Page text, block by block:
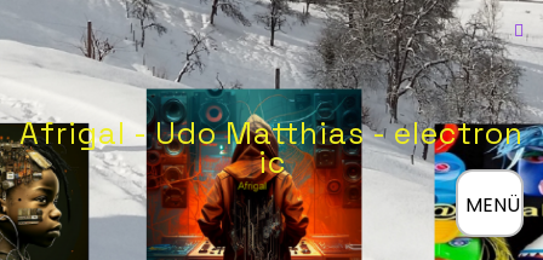
to
content
Afrigal - Udo Matthias - electron
ic
≡
MENÜ